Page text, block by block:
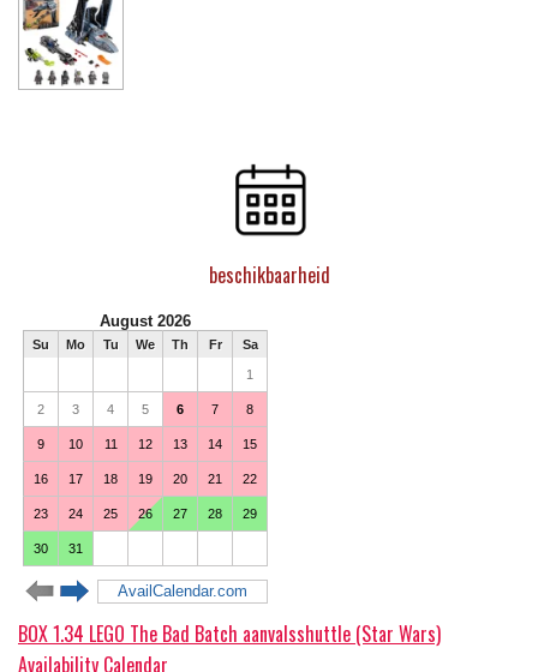
beschikbaarheid
BOX 1.34 LEGO The Bad Batch aanvalsshuttle (Star Wars)
Availability Calendar